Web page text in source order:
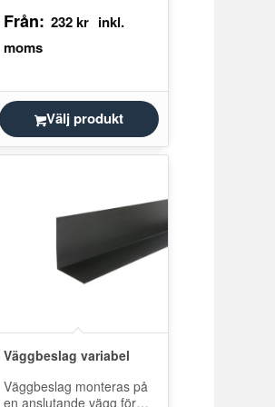
som passar för ditt tak.
längst…
Från: 232kr
Välj produkt
Väggbeslag variabel
Väggbeslag monteras på
en anslutande vägg för